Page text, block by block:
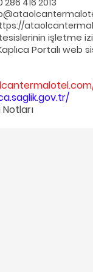
işletme
Portalı web